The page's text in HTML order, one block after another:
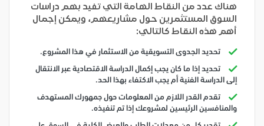
هناك عدد من النقاط الهامة التي تفيد بهم دراسات
السوق المستثمرين حول مشاريعهم، ويمكن إجمال
أهم هذه النقاط كالتالي:
تحديد الجدوى التسويقية من الاستثمار في هذا المشروع.
تحديد إذا ما كان يجب إكمال الدراسة الاقتصادية عبر الانتقال
إلى الدراسة الفنية أم يجب الاكتفاء بهذا الحد.
تقدم القدر اللازم من المعلومات حول جمهورك المستهدف
والمنافسين الرئيسين لمشروعك إذا تم تنفيذه.